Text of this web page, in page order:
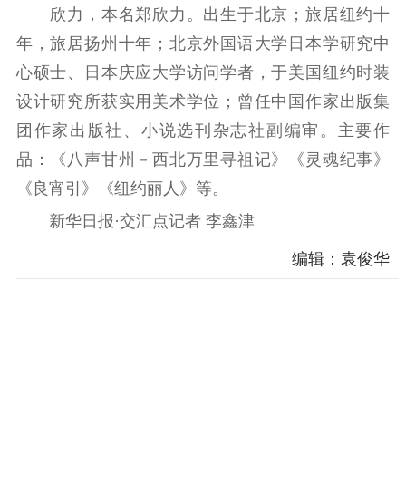
欣力，本名郑欣力。出生于北京；旅居纽约十
年，旅居扬州十年；北京外国语大学日本学研究中
心硕士、日本庆应大学访问学者，于美国纽约时装
设计研究所获实用美术学位；曾任中国作家出版集
团作家出版社、小说选刊杂志社副编审。主要作
品：《八声甘州－西北万里寻祖记》《灵魂纪事》
《良宵引》《纽约丽人》等。
新华日报·交汇点记者 李鑫津
编辑：袁俊华